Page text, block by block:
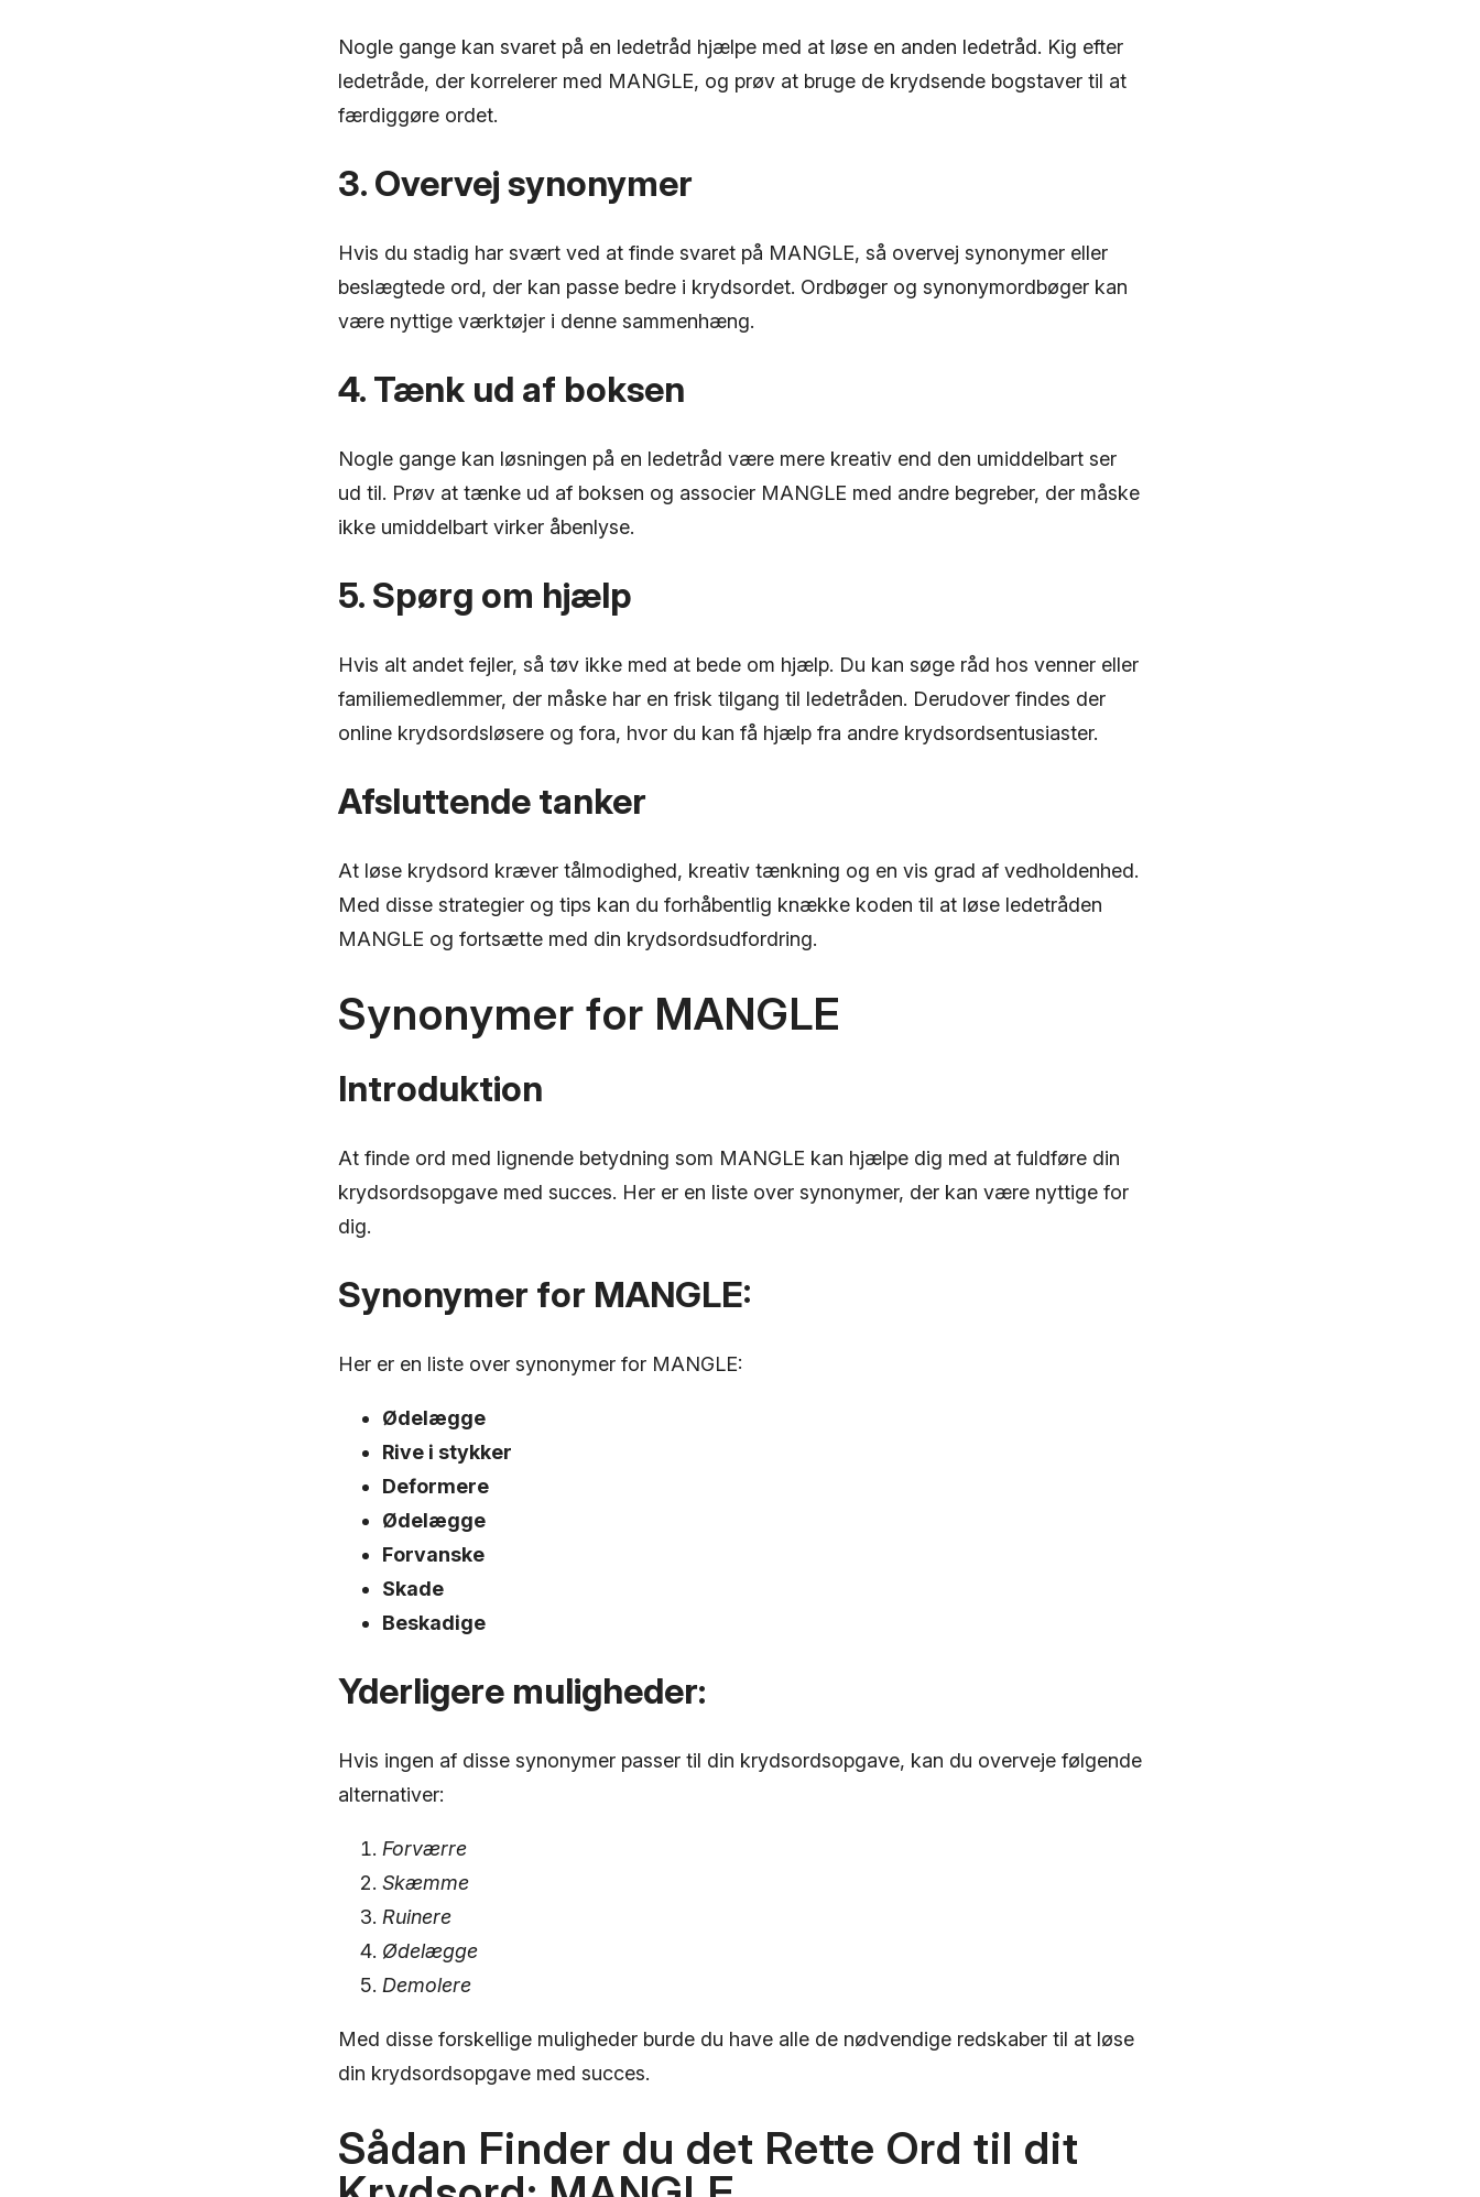
Nogle gange kan svaret på en ledetråd hjælpe med at løse en anden ledetråd. Kig efter
ledetråde, der korrelerer med MANGLE, og prøv at bruge de krydsende bogstaver til at
færdiggøre ordet.
3. Overvej synonymer
Hvis du stadig har svært ved at finde svaret på MANGLE, så overvej synonymer eller
beslægtede ord, der kan passe bedre i krydsordet. Ordbøger og synonymordbøger kan
være nyttige værktøjer i denne sammenhæng.
4. Tænk ud af boksen
Nogle gange kan løsningen på en ledetråd være mere kreativ end den umiddelbart ser
ud til. Prøv at tænke ud af boksen og associer MANGLE med andre begreber, der måske
ikke umiddelbart virker åbenlyse.
5. Spørg om hjælp
Hvis alt andet fejler, så tøv ikke med at bede om hjælp. Du kan søge råd hos venner eller
familiemedlemmer, der måske har en frisk tilgang til ledetråden. Derudover findes der
online krydsordsløsere og fora, hvor du kan få hjælp fra andre krydsordsentusiaster.
Afsluttende tanker
At løse krydsord kræver tålmodighed, kreativ tænkning og en vis grad af vedholdenhed.
Med disse strategier og tips kan du forhåbentlig knække koden til at løse ledetråden
MANGLE og fortsætte med din krydsordsudfordring.
Synonymer for MANGLE
Introduktion
At finde ord med lignende betydning som MANGLE kan hjælpe dig med at fuldføre din
krydsordsopgave med succes. Her er en liste over synonymer, der kan være nyttige for
dig.
Synonymer for MANGLE:
Her er en liste over synonymer for MANGLE:
Ødelægge
Rive i stykker
Deformere
Ødelægge
Forvanske
Skade
Beskadige
Yderligere muligheder:
Hvis ingen af disse synonymer passer til din krydsordsopgave, kan du overveje følgende
alternativer:
Forværre
Skæmme
Ruinere
Ødelægge
Demolere
Med disse forskellige muligheder burde du have alle de nødvendige redskaber til at løse
din krydsordsopgave med succes.
Sådan Finder du det Rette Ord til dit